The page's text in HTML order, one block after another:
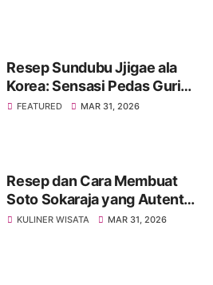
Resep Sundubu Jjigae ala
Korea: Sensasi Pedas Gurih
yang Menghangatkan Tubuh
FEATURED MAR 31, 2026
Resep dan Cara Membuat
Soto Sokaraja yang Autentik
dan Lezat
KULINER WISATA MAR 31, 2026